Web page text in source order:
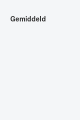
Gemiddeld